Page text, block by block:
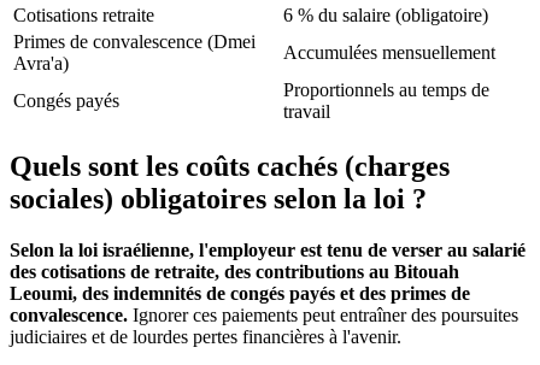
Cotisations retraite
6 % du salaire (obligatoire)
Primes de convalescence (Dmei
Avra'a)
Accumulées mensuellement
Congés payés
Proportionnels au temps de
travail
Quels sont les coûts cachés (charges
sociales) obligatoires selon la loi ?
Selon la loi israélienne, l'employeur est tenu de verser au salarié
des cotisations de retraite, des contributions au Bitouah
Leoumi, des indemnités de congés payés et des primes de
convalescence. Ignorer ces paiements peut entraîner des poursuites
judiciaires et de lourdes pertes financières à l'avenir.